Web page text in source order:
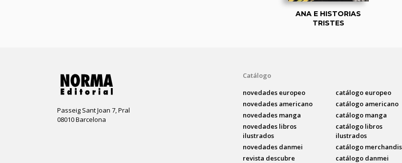
ANA E HISTORIAS
TRISTES
Passeig Sant Joan 7, Pral
08010 Barcelona
Catálogo
novedades europeo
novedades americano
novedades manga
novedades libros
ilustrados
novedades danmei
revista descubre
catálogo europeo
catálogo americano
catálogo manga
catálogo libros
ilustrados
catálogo
catálogo danmei